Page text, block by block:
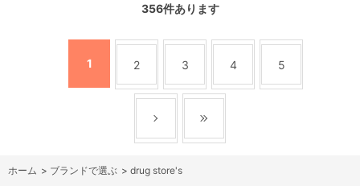
356件あります
1 2 3 4 5
ホーム > ブランドで選ぶ > drug store's